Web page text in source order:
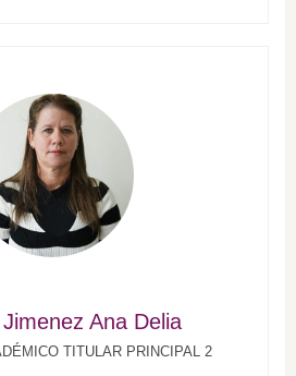
Ana Delia
TITULAR PRINCIPAL 2